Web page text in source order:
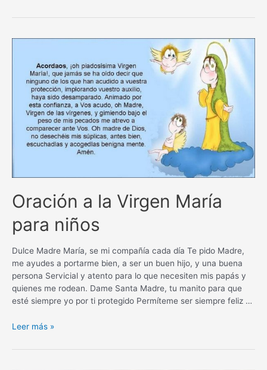
la
Oración a la Virgen María
para niños
Dulce Madre María, se mi compañía cada día Te pido Madre,
me ayudes a portarme bien, a ser un buen hijo, y una buena
persona Servicial y atento para lo que necesiten mis papás y
quienes me rodean. Dame Santa Madre, tu manito para que
esté siempre yo por ti protegido Permíteme ser siempre feliz …
Oración
la
Leer más »